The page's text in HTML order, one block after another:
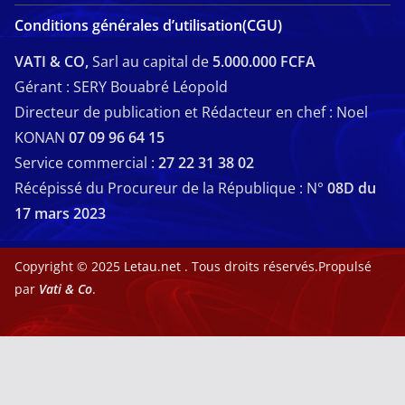
Conditions générales d’utilisation(CGU)
VATI & CO,Sarl au capital de 5.000.000 FCFA
Gérant : SERY Bouabré Léopold
Directeur de publication et Rédacteur en chef : Noel
KONAN 07 09 96 64 15
Service commercial : 27 22 31 38 02
Récépissé du Procureur de la République : N° 08D du
17 mars 2023
Copyright © 2025 Letau.net . Tous droits réservés.Propulsé
par Vati & Co.